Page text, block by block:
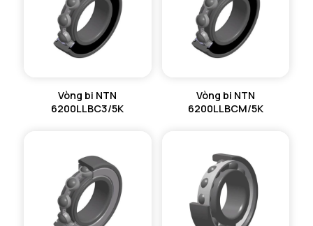
Vòng bi NTN
6200LLBC3/5K
Vòng bi NTN
6200LLBCM/5K